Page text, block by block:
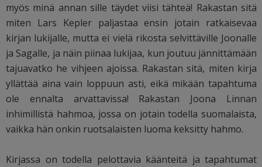
myös minä annan sille täydet viisi tähteä! Rakastan sitä
miten Lars Kepler paljastaa ensin jotain ratkaisevaa
kirjan lukijalle, mutta ei vielä rikosta selvittäville Joonalle
ja Sagalle, ja näin piinaa lukijaa, kun joutuu jännittämään
tajuavatko he vihjeen ajoissa. Rakastan sitä, miten kirja
yllättää aina vain loppuun asti, eikä mikään tapahtuma
ole ennalta arvattavissa! Rakastan Joona Linnan
inhimillistä hahmoa, jossa on jotain todella suomalaista,
vaikka hän onkin ruotsalaisten luoma keksitty hahmo.
Kirjassa on todella pelottavia käänteitä ja tapahtumat